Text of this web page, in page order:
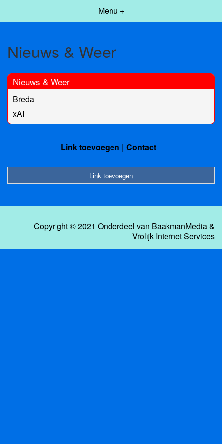
Menu +
Nieuws & Weer
Nieuws & Weer
Breda
xAI
Link toevoegen Contact
Link toevoegen
Copyright © 2021 Onderdeel van BaakmanMedia&
Vrolijk Internet Services